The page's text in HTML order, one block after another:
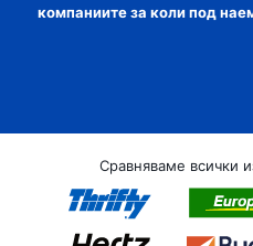
компаниите за коли под
Сравняваме всички